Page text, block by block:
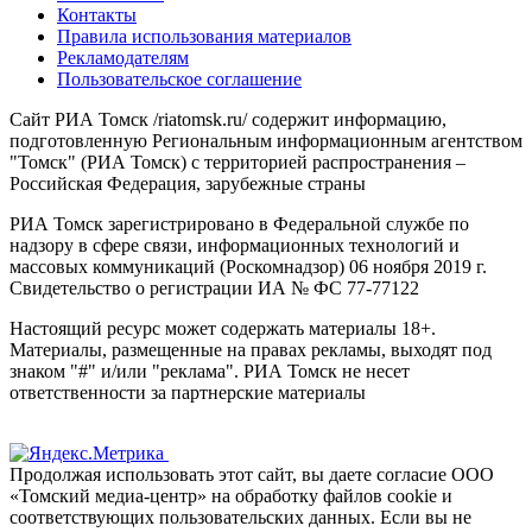
Контакты
Правила использования материалов
Рекламодателям
Пользовательское соглашение
Сайт РИА Томск /riatomsk.ru/ содержит информацию,
подготовленную Региональным информационным агентством
"Томск" (РИА Томск) с территорией распространения –
Российская Федерация, зарубежные страны
РИА Томск зарегистрировано в Федеральной службе по
надзору в сфере связи, информационных технологий и
массовых коммуникаций (Роскомнадзор) 06 ноября 2019 г.
Свидетельство о регистрации ИА № ФС 77-77122
Настоящий ресурс может содержать материалы 18+.
Материалы, размещенные на правах рекламы, выходят под
знаком "#" и/или "реклама". РИА Томск не несет
ответственности за партнерские материалы
Продолжая использовать этот сайт, вы даете согласие ООО
«Томский медиа-центр» на обработку файлов cookie и
соответствующих пользовательских данных. Если вы не